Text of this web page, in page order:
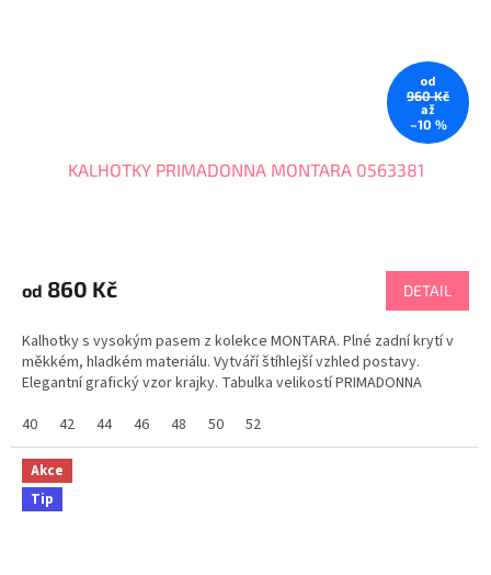
od
960 Kč
až
–10 %
KALHOTKY PRIMADONNA MONTARA 0563381
od 860 Kč DETAIL
Kalhotky s vysokým pasem z kolekce MONTARA. Plné zadní krytí v
měkkém, hladkém materiálu. Vytváří štíhlejší vzhled postavy.
Elegantní grafický vzor krajky. Tabulka velikostí PRIMADONNA
40
42 44 46 48 50 52
Akce
Tip